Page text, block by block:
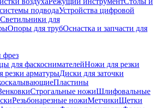
подводаУстройства цифровой
Светильники для
Опоры для трубОснастка и запчасти для
фрез
для фаскоснимателейНожи для резки
резки арматурыДиски для заточки
Пластины
Строгальные ножиШлифовальные
Резьбонарезные ножиМетчикиЩетки